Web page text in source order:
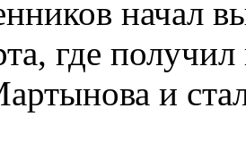
начал
где
и